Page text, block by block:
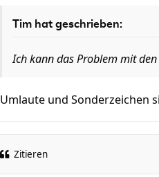
Tim hat geschrieben:
Ich kann das Problem mit
Umlaute und Sonderzeichen
Zitieren